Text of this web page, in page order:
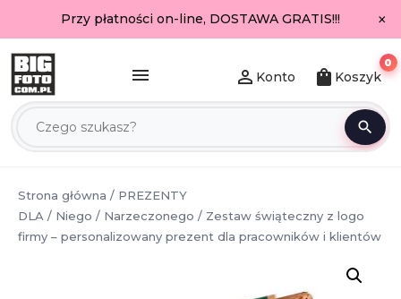
Przy płatności on-line, DOSTAWA GRATIS!!! ×
menu
search
person_outline Konto shopping_bag Koszyk
0
Strona główna / PREZENTY
DLA / Niego / Narzeczonego / Zestaw świąteczny z logo
firmy – personalizowany prezent dla pracowników i klientów